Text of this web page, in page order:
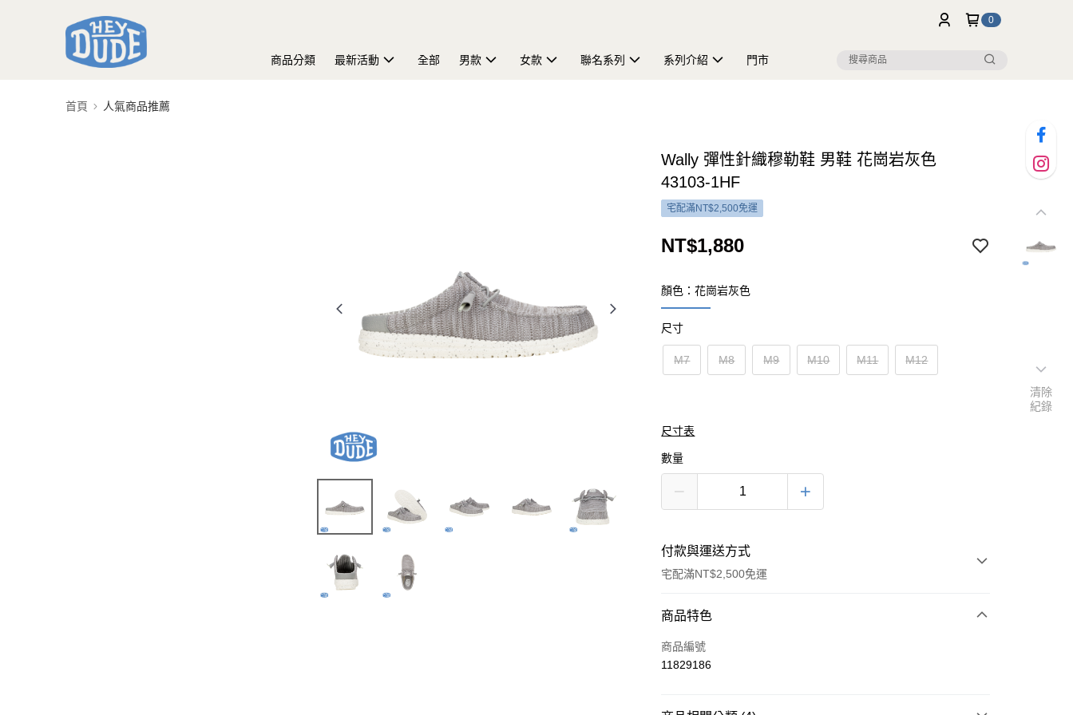
0
商品分類 最新活動 全部 男款 女款 聯名系列 系列介紹 門市
首頁 人氣商品推薦
Wally 彈性針織穆勒鞋 男鞋 花崗岩灰色
43103-1HF
宅配滿NT$2,500免運
NT$1,880
顏色：花崗岩灰色
尺寸
M7 M8 M9 M10 M11 M12
尺寸表
數量
付款與運送方式
宅配滿NT$2,500免運
付款方式
信用卡一次付款
商品特色
商品編號
11829186
清除
紀錄